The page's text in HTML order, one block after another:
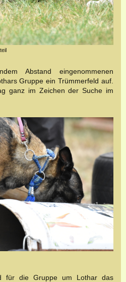
Abstand eingenommenen
Gruppe ein Trümmerfeld auf.
ganz im Zeichen der Suche im
für die Gruppe um Lothar das